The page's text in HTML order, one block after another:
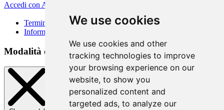
We use cookies
We use cookies and other
tracking technologies to improve
your browsing experience on our
website, to show you
personalized content and
targeted ads, to analyze our
Accedi con Apple
Termini di Utilizzo
Informativa sulla privacy
Modalità di accesso